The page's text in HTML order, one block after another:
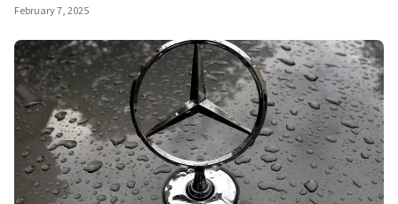
February 7, 2025